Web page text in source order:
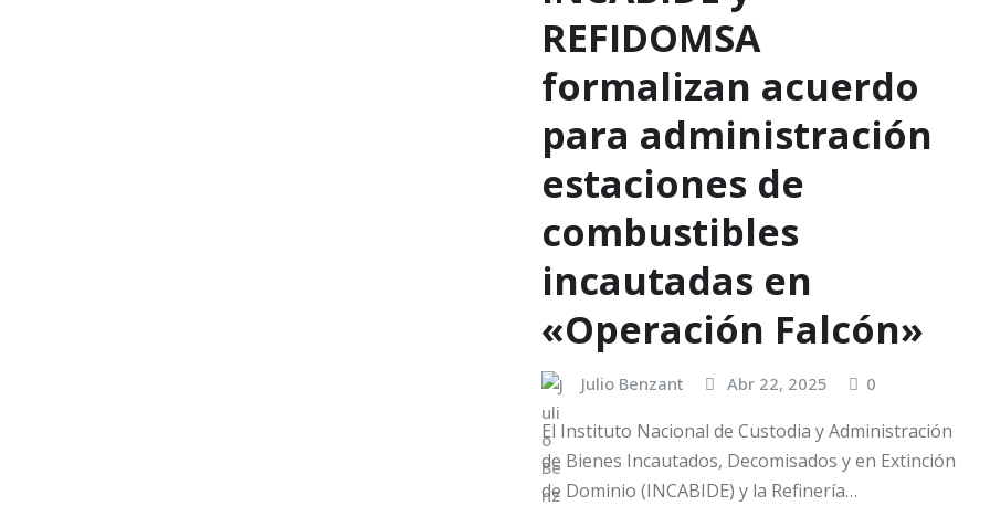
REFIDOMSA
formalizan acuerdo
para administración
estaciones de
combustibles
incautadas en
«Operación Falcón»
Julio Benzant Abr 22, 2025 0
El Instituto Nacional de Custodia y Administración
de Bienes Incautados, Decomisados y en Extinción
de Dominio (INCABIDE) y la Refinería…